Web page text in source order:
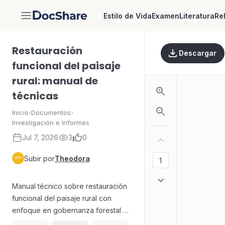
DocShare Estilo de VidaExamenLiteratura
Restauración
funcional del paisaje
rural: manual de
técnicas
Inicio›Documentos›
Investigación e Informes
Jul 7, 2026 3 0
Subir porTheodora
Manual técnico sobre restauración
funcional del paisaje rural con
enfoque en gobernanza forestal y
Descargar